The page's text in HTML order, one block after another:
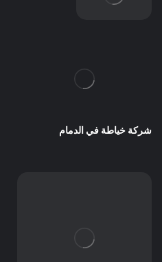
شركة خياطة في الدمام